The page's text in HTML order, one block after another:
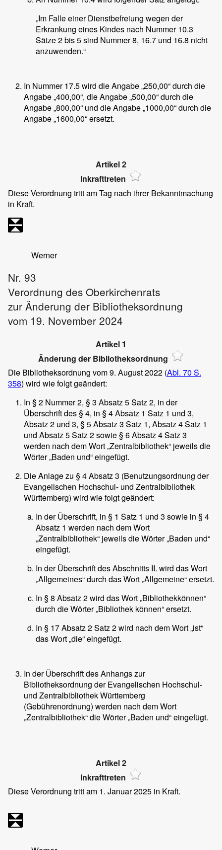
„Im Falle einer Dienstbefreiung wegen der
Erkrankung eines Kindes nach Nummer 10.3
Sätze 2 bis 5 sind Nummer 8, 16.7 und 16.8 nicht
anzuwenden.“
In Nummer 17.5 wird die Angabe „250,00“ durch die
Angabe „400,00“, die Angabe „500,00“ durch die
Angabe „800,00“ und die Angabe „1000,00“ durch die
Angabe „1600,00“ ersetzt.
Artikel 2
Inkrafttreten
Diese Verordnung tritt am Tag nach ihrer Bekanntmachung
in Kraft.
Werner
Nr. 93
Verordnung des Oberkirchenrats
zur Änderung der Bibliotheksordnung
vom 19. November 2024
Artikel 1
Änderung der Bibliotheksordnung
Die Bibliotheksordnung vom 9. August 2022 (Abl. 70 S.
358) wird wie folgt geändert:
In § 2 Nummer 2, § 3 Absatz 5 Satz 2, in der
Überschrift des § 4, in § 4 Absatz 1 Satz 1 und 3,
Absatz 2 und 3, § 5 Absatz 3 Satz 1, Absatz 4 Satz 1
und Absatz 5 Satz 2 sowie § 6 Absatz 4 Satz 3
werden nach dem Wort „Zentralbibliothek“ jeweils die
Wörter „Baden und“ eingefügt.
Die Anlage zu § 4 Absatz 3 (Benutzungsordnung der
Evangelischen Hochschul- und Zentralbibliothek
Württemberg) wird wie folgt geändert:
In der Überschrift, in § 1 Satz 1 und 3 sowie in § 4
Absatz 1 werden nach dem Wort
„Zentralbibliothek“ jeweils die Wörter „Baden und“
eingefügt.
In der Überschrift des Abschnitts II. wird das Wort
„Allgemeines“ durch das Wort „Allgemeine“ ersetzt.
In § 8 Absatz 2 wird das Wort „Bibliothekkönnen“
durch die Wörter „Bibliothek können“ ersetzt.
In § 17 Absatz 2 Satz 2 wird nach dem Wort „ist“
das Wort „die“ eingefügt.
In der Überschrift des Anhangs zur
Bibliotheksordnung der Evangelischen Hochschul-
und Zentralbibliothek Württemberg
(Gebührenordnung) werden nach dem Wort
„Zentralbibliothek“ die Wörter „Baden und“ eingefügt.
Artikel 2
Inkrafttreten
Diese Verordnung tritt am 1. Januar 2025 in Kraft.